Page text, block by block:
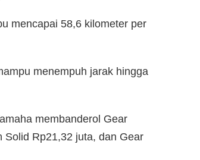
mencapai 58,6 kilometer per
menempuh jarak hingga
membanderol Gear
Solid Rp21,32 juta, dan Gear